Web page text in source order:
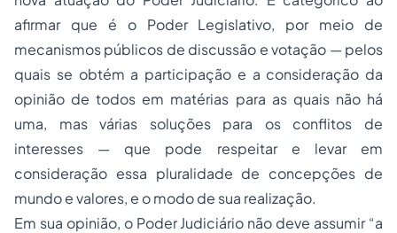
afirmar que é o Poder Legislativo, por meio de
mecanismos públicos de discussão e votação — pelos
quais se obtém a participação e a consideração da
opinião de todos em matérias para as quais não há
uma, mas várias soluções para os conflitos de
interesses — que pode respeitar e levar em
consideração essa pluralidade de concepções de
mundo e valores, e o modo de sua realização.
Em sua opinião, o Poder Judiciário não deve assumir “a